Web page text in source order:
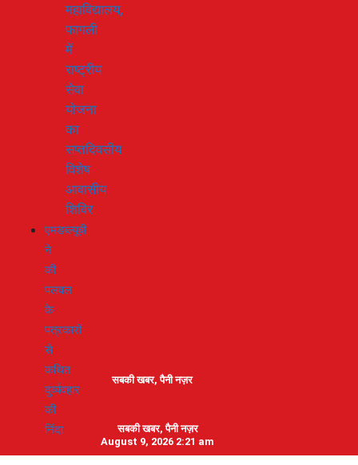
महाविद्यालय,
फागली
में
राष्ट्रीय
सेवा
योजना
का
सप्तदिवसीय
विशेष
आवासीय
शिविर
एमडब्ल्यूबी
ने
की
पलवल
के
पत्रकारों
से
कथित
दुर्व्यवहार
की
निंदा
सबकी खबर, पैनी नज़र
सबकी खबर, पैनी नज़र
August 9, 2026 2:21 am